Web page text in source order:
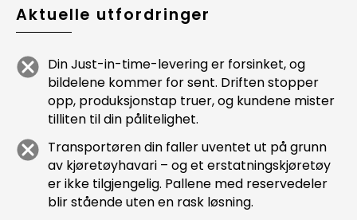
Aktuelle utfordringer
Din Just-in-time-levering er forsinket, og
bildelene kommer for sent. Driften stopper
opp, produksjonstap truer, og kundene mister
tilliten til din pålitelighet.
Transportøren din faller uventet ut på grunn
av kjøretøyhavari – og et erstatningskjøretøy
er ikke tilgjengelig. Pallene med reservedeler
blir stående uten en rask løsning.